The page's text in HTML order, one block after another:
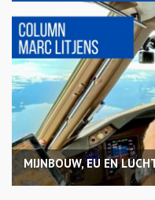
MIJNBOUW, EU EN